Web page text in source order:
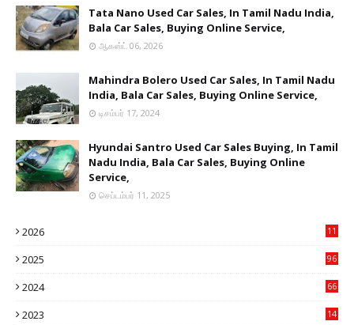
Tata Nano Used Car Sales, In Tamil Nadu India,
Bala Car Sales, Buying Online Service,
ஆகஸ்ட் 06, 2026
Mahindra Bolero Used Car Sales, In Tamil Nadu
India, Bala Car Sales, Buying Online Service,
டிசம்பர் 17, 2024
Hyundai Santro Used Car Sales Buying, In Tamil
Nadu India, Bala Car Sales, Buying Online
Service,
செப்டம்பர் 11, 2025
2026
11
2025
96
2024
66
2023
14